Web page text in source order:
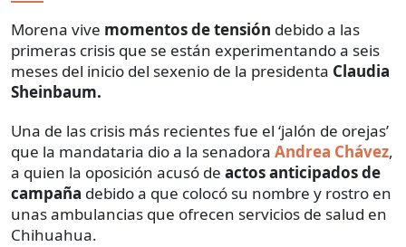
Morena vive momentos de tensión debido a las
primeras crisis que se están experimentando a seis
meses del inicio del sexenio de la presidenta Claudia
Sheinbaum.
Una de las crisis más recientes fue el ‘jalón de orejas’
que la mandataria dio a la senadora Andrea Chávez,
a quien la oposición acusó de actos anticipados de
campaña debido a que colocó su nombre y rostro en
unas ambulancias que ofrecen servicios de salud en
Chihuahua.